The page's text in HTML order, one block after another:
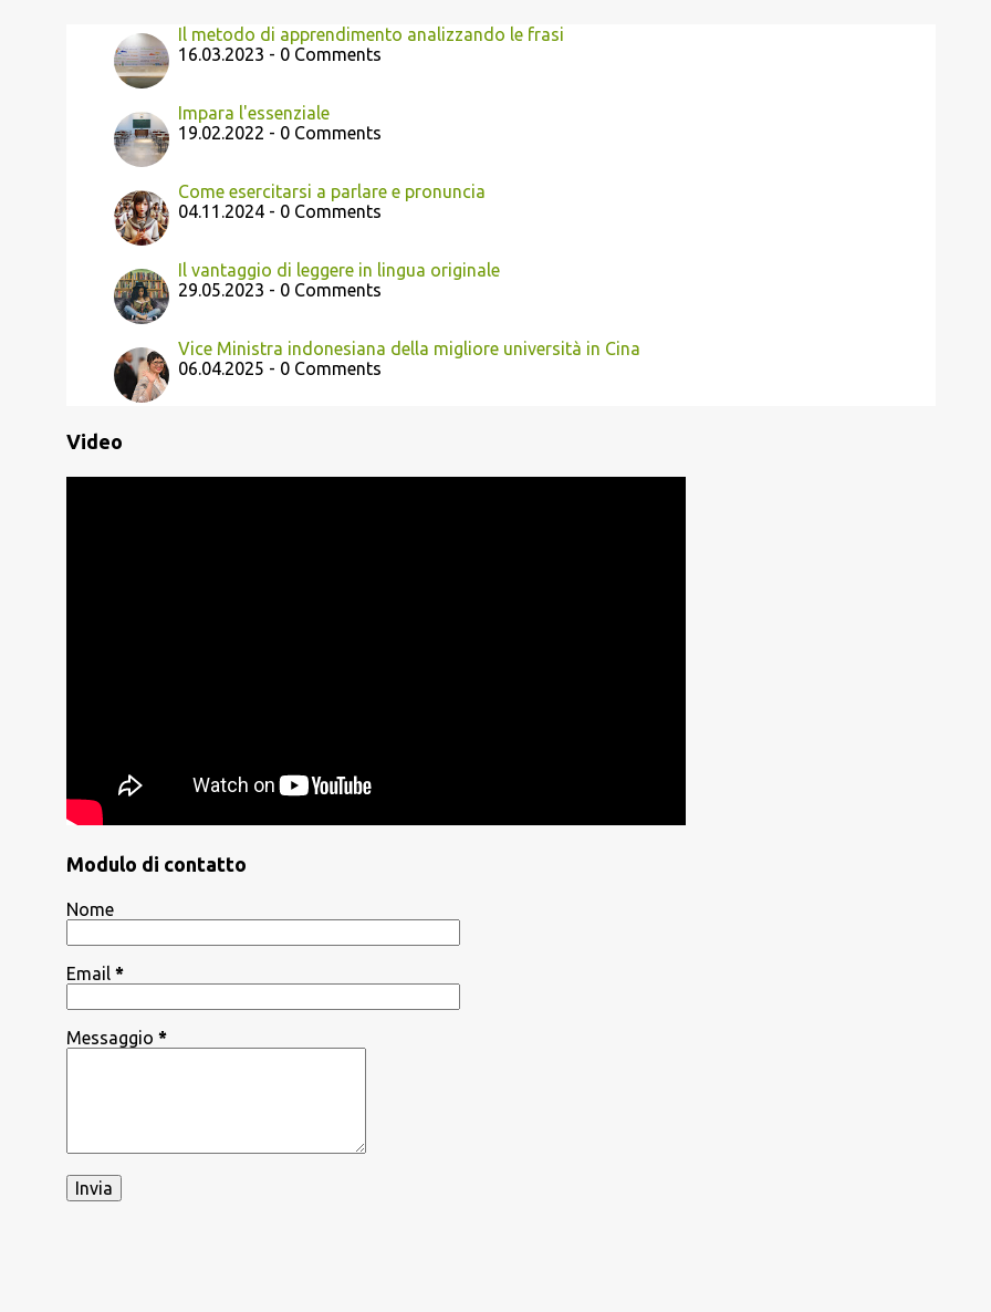
Il metodo di apprendimento analizzando le frasi
16.03.2023 - 0 Comments
Impara l'essenziale
19.02.2022 - 0 Comments
Come esercitarsi a parlare e pronuncia
04.11.2024 - 0 Comments
Il vantaggio di leggere in lingua originale
29.05.2023 - 0 Comments
Vice Ministra indonesiana della migliore università in Cina
06.04.2025 - 0 Comments
Video
Modulo di contatto
Nome
Email *
Messaggio *